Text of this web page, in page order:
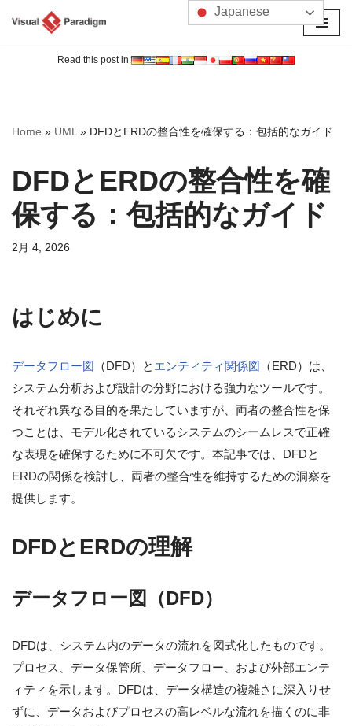
へ
キ
ッ
プ
Read this post in:
Home » UML» DFDとERDの整合性を確保する：包括的なガイド
DFDとERDの整合性を確
保する：包括的なガイド
2月 4, 2026
はじめに
データフロー図 （DFD）と エンティティ関係図 （ERD）は、
システム分析および設計の分野における強力なツールです。
それぞれ異なる目的を果たしていますが、両者の整合性を保
つことは、モデル化されているシステムのシームレスで正確
な表現を確保するために不可欠です。本記事では、DFDと
ERDの関係を検討し、両者の整合性を維持するための洞察を
提供します。
DFDとERDの理解
データフロー図（DFD）
DFDは、システム内のデータの流れを図式化したものです。
プロセス、データ保管所、データフロー、および外部エンテ
ィティを示します。DFDは、データ構造の複雑さに深入りせ
ずに、データおよびプロセスの高レベルな流れを描くのに非
Japanese